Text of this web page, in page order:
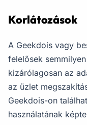
Korlátozások
A Geekdois vagy
felelősek
kizárólagosan az
az üzlet
Geekdois-on
használatának